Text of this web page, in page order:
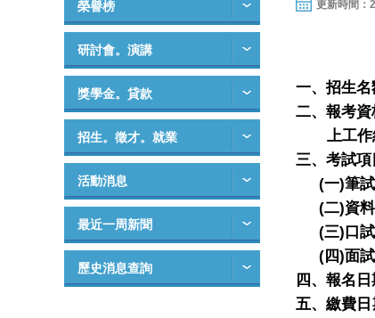
榮譽榜
研討會。演講
獎學金。貸款
招生。徵才。就業
活動消息
最近一周新聞
歷史消息查詢
更新時間：
一、招生名
二、報考資
上工作
三、考試項
(一)筆試
(二)資
(三)口試
( 四)面
四、報名日
五、繳費日